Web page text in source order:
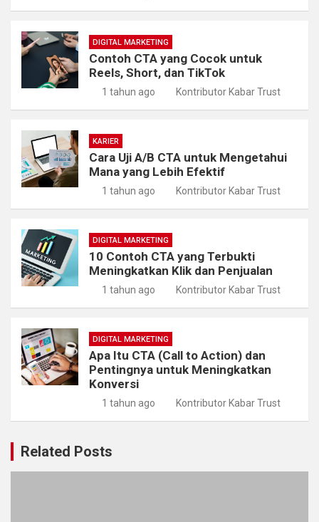
DIGITAL MARKETING
Contoh CTA yang Cocok untuk
Reels, Short, dan TikTok
1 tahun ago Kontributor Kabar Trust
KARIER
Cara Uji A/B CTA untuk Mengetahui
Mana yang Lebih Efektif
1 tahun ago Kontributor Kabar Trust
DIGITAL MARKETING
10 Contoh CTA yang Terbukti
Meningkatkan Klik dan Penjualan
1 tahun ago Kontributor Kabar Trust
DIGITAL MARKETING
Apa Itu CTA (Call to Action) dan
Pentingnya untuk Meningkatkan
Konversi
1 tahun ago Kontributor Kabar Trust
Related Posts